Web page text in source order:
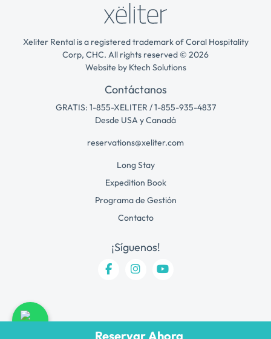
Xeliter Rental is a registered trademark of Coral Hospitality
Corp, CHC. All rights reserved © 2026
Website by Ktech Solutions
Contáctanos
GRATIS: 1-855-XELITER / 1-855-935-4837
Desde USA y Canadá
reservations@xeliter.com
Long Stay
Expedition Book
Programa de Gestión
Contacto
¡Síguenos!
Reservar Ahora